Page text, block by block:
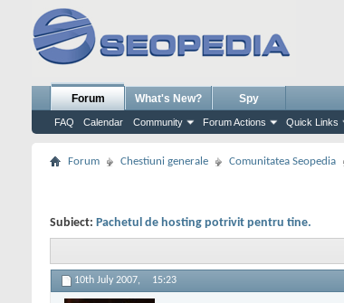
Forum
FAQ Calendar Community Forum Actions Quick Links
What's New? Spy
Forum Chestiuni generale Comunitatea Seopedia
Subiect: Pachetul de hosting potrivit pentru tine.
10th July 2007, 15:23